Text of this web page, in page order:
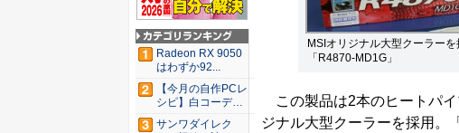
MSIオリジナル大型クーラー
「R4870-MD1G」
この製品は2本のヒートパイ
ジナル大型クーラーを採用。
Radeon RX 9050
はわずか92...
【今月の自作PCレ
シピ】白コーデと
発光が...
サンワダイレク